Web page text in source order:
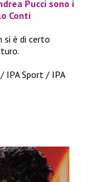
Pucci sono i
Conti
si è di certo
IPA Sport / IPA